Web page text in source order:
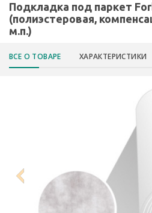
Подкладка под паркет
(полиэстеровая,
м.п.)
ВСЕ О ТОВАРЕ ХАРАКТЕРИСТИКИ